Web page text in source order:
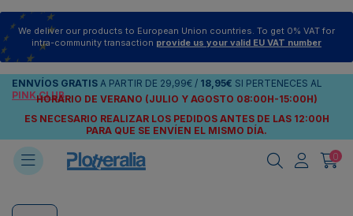
We deliver our products to European Union countries. To get 0% VAT for
intra-community transaction provide us your valid EU VAT number
ENNVÍOS GRATIS A PARTIR DE 29,99€ / 18,95€ SI PERTENECES AL
PINK CLUB
HORARIO DE VERANO (JULIO Y AGOSTO 08:00H-15:00H)
ES NECESARIO REALIZAR LOS PEDIDOS ANTES DE LAS 12:00H
PARA QUE SE ENVÍEN EL MISMO DÍA.
0